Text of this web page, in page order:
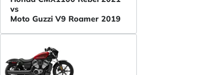
vs
Moto Guzzi V9 Roamer 2019